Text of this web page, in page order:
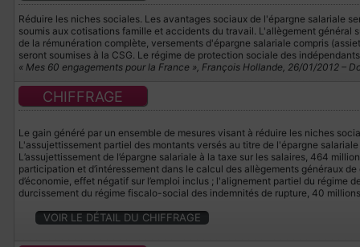
Réduire les niches sociales. Les avantages sociaux de l'épargne salariale
soumis aux cotisations famille et accidents du travail. L'allègement général
de la rémunération complète, versements d'épargne salariale compris
seront soumises à la CSG. Le régime de protection sociale des
« Mes 60 engagements pour la France », François Hollande, 26/01/2012 –
CHIFFRAGE
Le gain généré par un ensemble de mesures visant à réduire les niches
L'assujettissement partiel des montants versés au titre de l'épargne salariale
L’assujettissement de l’épargne salariale à la taxe sur les salaires, 464
participation et d’intéressement dans le calcul des allègements généraux
d’économie, effet négatif sur l’emploi inclus ; l'alignement partiel du régime
durcissement du régime fiscalo-social des indemnités de rupture, 40
VOIR LE DÉTAIL DU CHIFFRAGE